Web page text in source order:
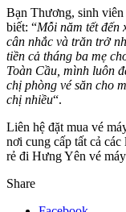
Bạn Thương, sinh
biết: “Mỗi năm tết đến
cân nhắc và trăn trở
tiền cả tháng ba mẹ
Toàn Cầu, mình luôn
chị phòng vé săn cho
chị nhiều“.
Liên hệ đặt mua vé
nơi cung cấp tất cả
rẻ đi Hưng Yên vé
Share